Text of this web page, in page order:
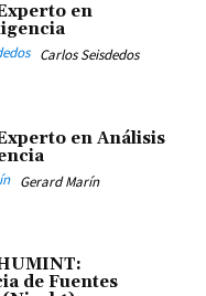
en
Carlos Seisdedos
en Análisis
Gerard Marín
de Fuentes